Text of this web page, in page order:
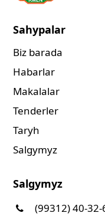
Sahypalar
Biz barada
Habarlar
Makalalar
Tenderler
Taryh
Salgymyz
Salgymyz
(99312) 40-32-